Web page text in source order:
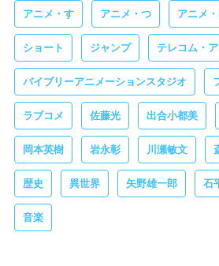
アニメ・す アニメ・つ アニメ
ショート ジャンプ テレコム・
バイブリーアニメーションスタジオ
ラブコメ 佐藤光 出合小都美
岡本英樹 岩永彰 川瀬敏文
歴史 異世界 矢野雄一郎 石
音楽